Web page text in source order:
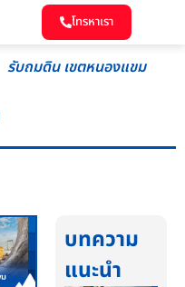
โทรหาเรา
รับถมดิน เขตหนองแขม
บทความ
แนะนำ